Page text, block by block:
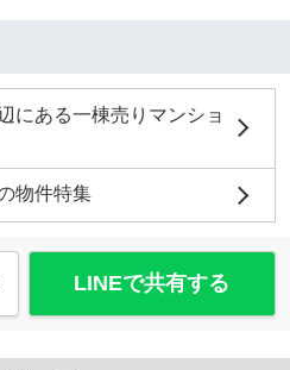
にある一棟売りマンショ
物件特集
LINEで共有する